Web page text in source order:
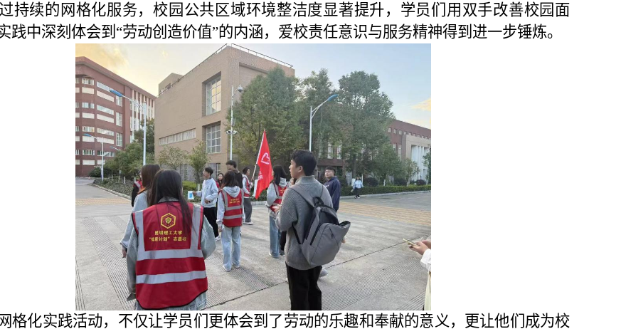
持续的网格化服务，校园公共区域环境整洁度显著提升，学员们用双手改善校园面
践中深刻体会到“劳动创造价值”的内涵， 爱校责任意识与服务精神得到进一步锤炼。
格化实践活动， 不仅让学员们更体会到了劳动的乐趣和奉献的意义， 更让他们成为校